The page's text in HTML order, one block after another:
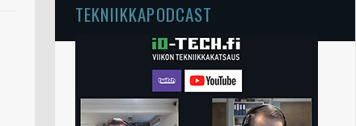
TEKNIIKKAPODCAST